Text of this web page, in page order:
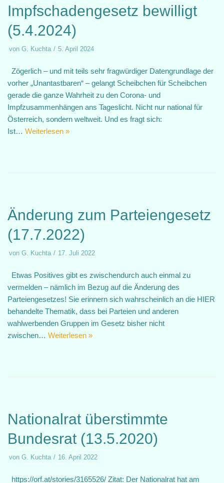
Impfschadengesetz bewilligt
(5.4.2024)
von G. Kuchta 5. April 2024
Zögerlich – und mit teils sehr fragwürdiger Datengrundlage der
vorher „Unantastbaren“ – gelangt Scheibchen für Scheibchen
gerade die ganze Wahrheit zu den Corona- und
Impfzusammenhängen ans Tageslicht. Nicht nur national für
Österreich, sondern weltweit. Und es fragt sich:
Ist… Weiterlesen »
Änderung zum Parteiengesetz
(17.7.2022)
von G. Kuchta 17. Juli 2022
Etwas Positives gibt es zwischendurch auch einmal zu
vermelden – nämlich im Bezug auf die Änderung des
Parteiengesetzes! Sie erinnern sich wahrscheinlich an die HIER
behandelte Thematik, dass bei Parteien und anderen
wahlwerbenden Gruppen im Gesetz bisher nicht
zwischen… Weiterlesen »
Nationalrat überstimmte
Bundesrat (13.5.2020)
von G. Kuchta 16. April 2022
https://orf.at/stories/3165526/ Zitat: Der Nationalrat hat am